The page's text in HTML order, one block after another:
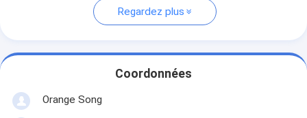
Regardez plus
Coordonnées
Orange Song